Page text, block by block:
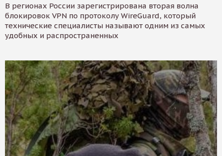
В регионах России зарегистрирована вторая волна
блокировок VPN по протоколу WireGuard, который
технические специалисты называют одним из самых
удобных и распространенных